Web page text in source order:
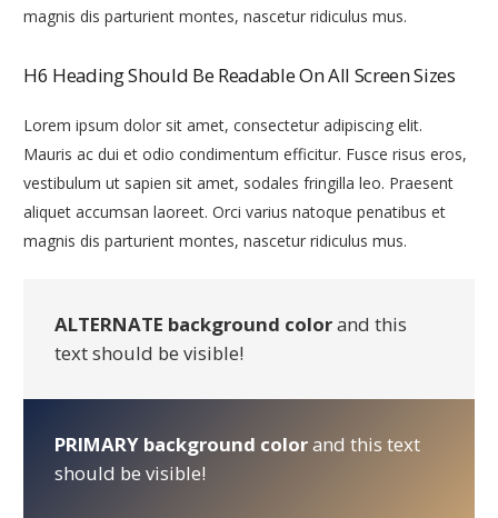
magnis dis parturient montes, nascetur ridiculus mus.
H6 Heading Should Be Readable On All Screen Sizes
Lorem ipsum dolor sit amet, consectetur adipiscing elit.
Mauris ac dui et odio condimentum efficitur. Fusce risus eros,
vestibulum ut sapien sit amet, sodales fringilla leo. Praesent
aliquet accumsan laoreet. Orci varius natoque penatibus et
magnis dis parturient montes, nascetur ridiculus mus.
ALTERNATE background colorand this
text should be visible!
PRIMARY background colorand this text
should be visible!